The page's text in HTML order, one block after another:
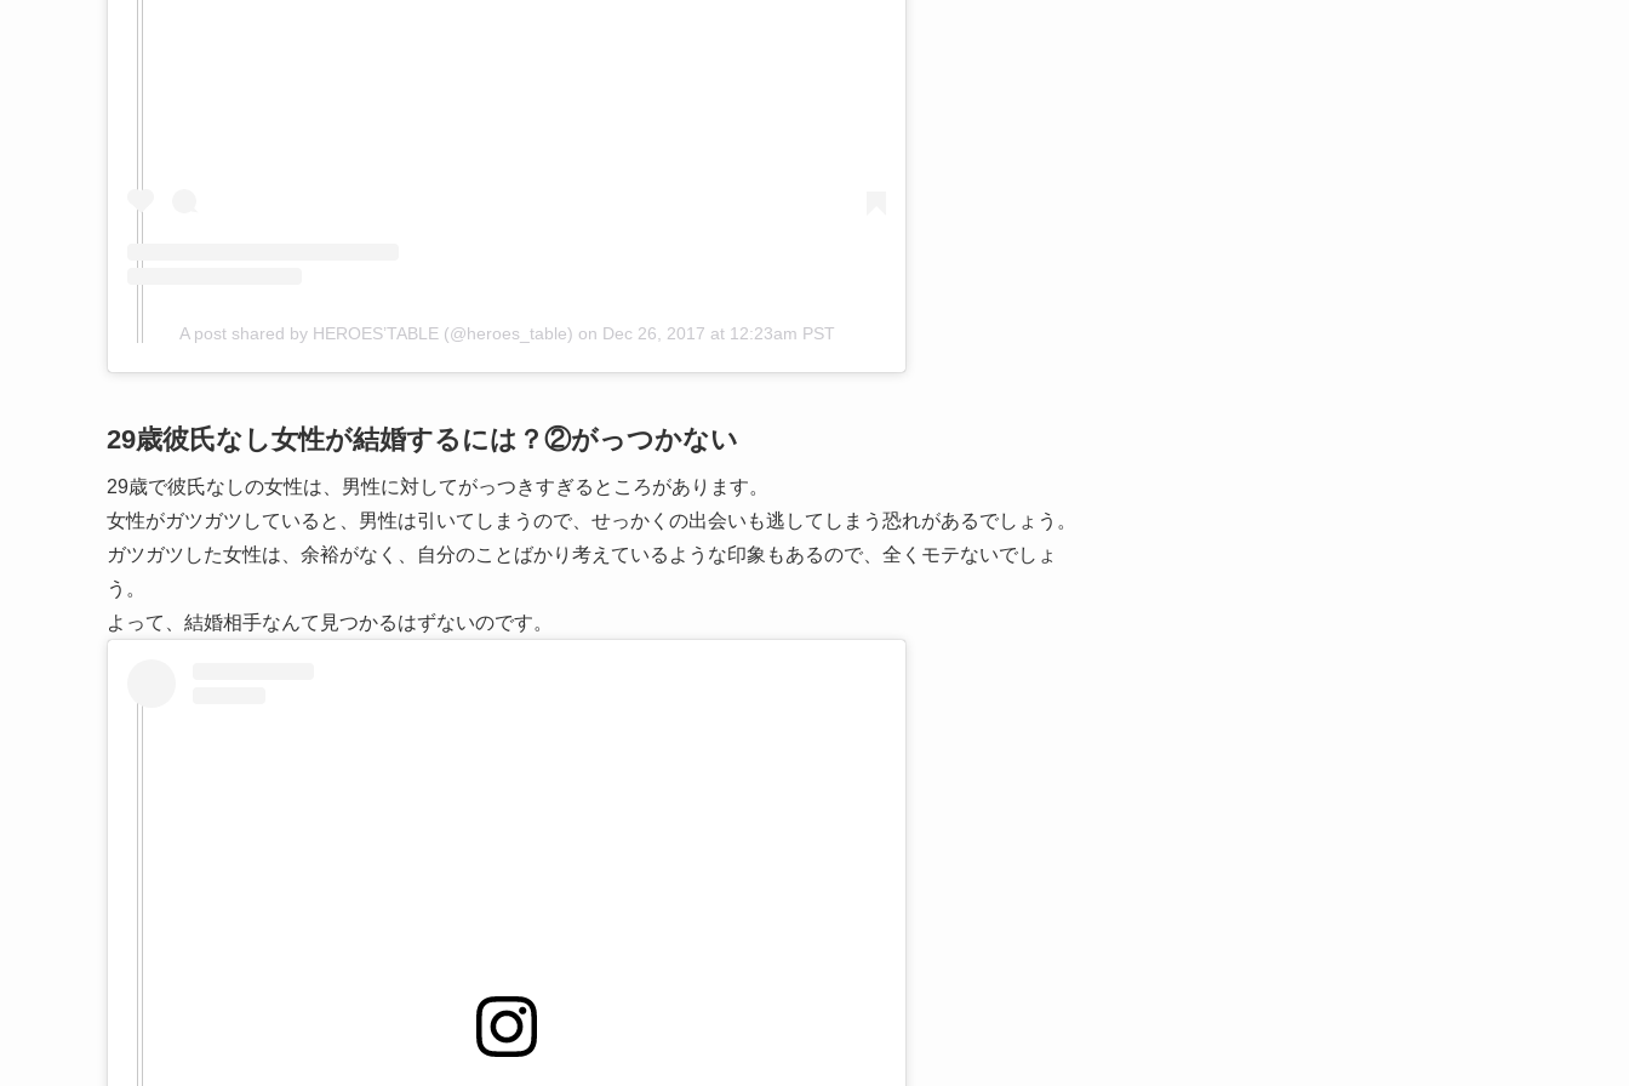
A post shared by HEROES’TABLE (@heroes_table) on Dec 26, 2017 at 12:23am PST
29歳彼氏なし女性が結婚するには？②がっつかない
29歳で彼氏なしの女性は、男性に対してがっつきすぎるところがあります。
女性がガツガツしていると、男性は引いてしまうので、せっかくの出会いも逃してしまう恐れがあるでしょう。
ガツガツした女性は、余裕がなく、自分のことばかり考えているような印象もあるので、全くモテないでしょ
う。
よって、結婚相手なんて見つかるはずないのです。